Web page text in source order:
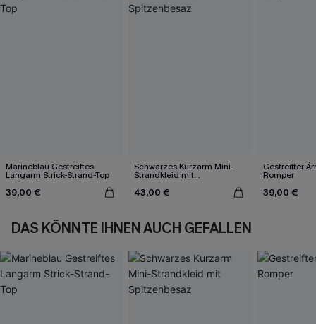
Marineblau Gestreiftes
Langarm Strick-Strand-Top
39,00 €
Schwarzes Kurzarm Mini-
Strandkleid mit
43,00 €
Gestreifter
Romper
39,00 €
DAS KÖNNTE IHNEN AUCH GEFALLEN